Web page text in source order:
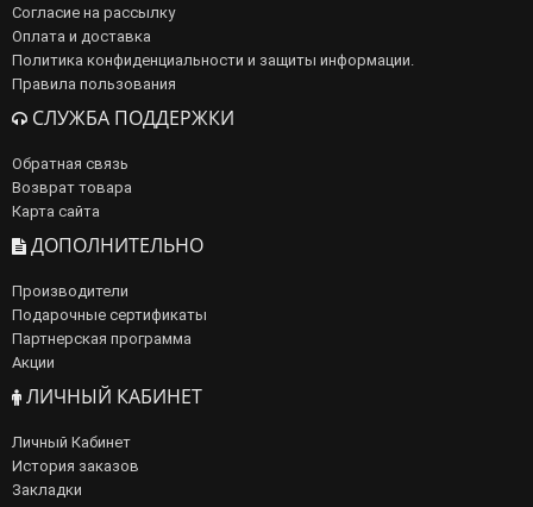
Согласие на рассылку
Оплата и доставка
Политика конфиденциальности и защиты информации.
Правила пользования
СЛУЖБА ПОДДЕРЖКИ
Обратная связь
Возврат товара
Карта сайта
ДОПОЛНИТЕЛЬНО
Производители
Подарочные сертификаты
Партнерская программа
Акции
ЛИЧНЫЙ КАБИНЕТ
Личный Кабинет
История заказов
Закладки